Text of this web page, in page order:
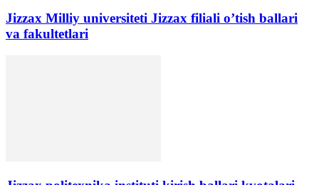
Jizzax Milliy universiteti Jizzax filiali o’tish ballari
va fakultetlari